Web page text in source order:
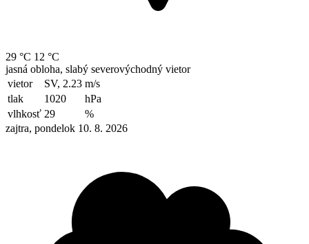
29 °C 12 °C
jasná obloha, slabý severovýchodný vietor
vietor
SV, 2.23 m/s
tlak
1020
hPa
vlhkosť 29
%
zajtra, pondelok 10. 8. 2026